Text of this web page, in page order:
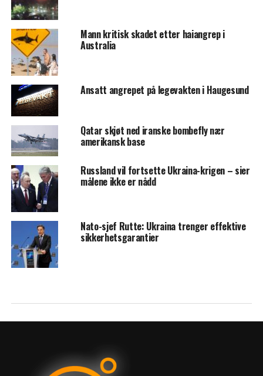
Mann kritisk skadet etter haiangrep i
Australia
Ansatt angrepet på legevakten i Haugesund
Qatar skjøt ned iranske bombefly nær
amerikansk base
Russland vil fortsette Ukraina-krigen – sier
målene ikke er nådd
Nato-sjef Rutte: Ukraina trenger effektive
sikkerhetsgarantier